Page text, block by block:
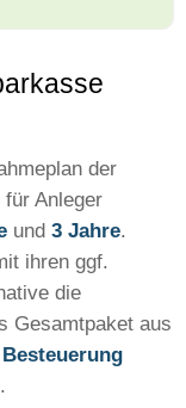
der
Anleger
und 3 Jahre.
ihren ggf.
die
Gesamtpaket aus
Besteuerung